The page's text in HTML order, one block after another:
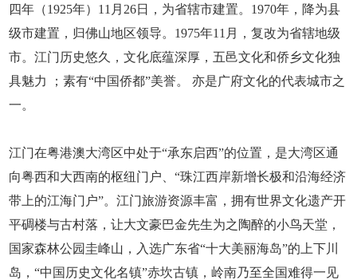
四年（1925年）11月26日，为省辖市建置。1970年，降为县
级市建置，归佛山地区领导。1975年11月，复改为省辖地级
市。江门历史悠久，文化底蕴深厚，五邑文化和侨乡文化独
具魅力 ；素有“中国侨都”美誉。 亦是广府文化的代表城市之
一。
江门在粤港澳大湾区中处于“承东启西”的位置，是大湾区通
向粤西和大西南的枢纽门户、“珠江西岸新增长极和沿海经济
带上的江海门户”。江门旅游资源丰富，拥有世界文化遗产开
平碉楼与古村落，让大文豪巴金先生为之陶醉的小鸟天堂，
国家森林公园圭峰山，入选广东省“十大美丽海岛”的上下川
岛，“中国历史文化名镇”赤坎古镇，岭南乃至全国难得一见